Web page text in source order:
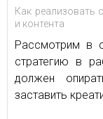
Как реализовать
и контента
Рассмотрим в
стратегию в
должен
заставить